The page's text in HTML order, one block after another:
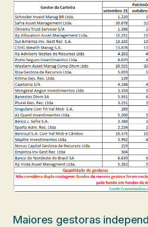
Maiores gestoras